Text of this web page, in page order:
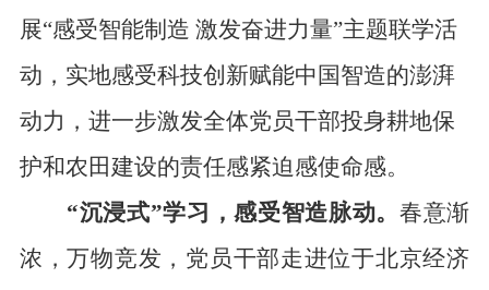
展“感受智能制造 激发奋进力量”主题联学活
动，实地感受科技创新赋能中国智造的澎湃
动力，进一步激发全体党员干部投身耕地保
护和农田建设的责任感紧迫感使命感。
“沉浸式”学习，感受智造脉动。 春意渐
浓，万物竞发 ， 党员干部走进位于北京经济